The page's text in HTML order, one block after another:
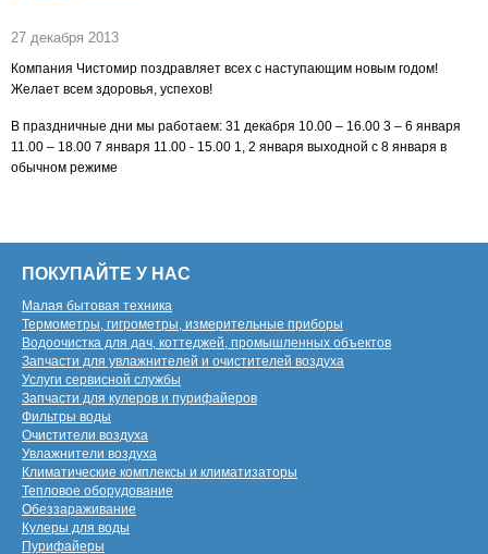
27 декабря 2013
Компания Чистомир поздравляет всех с наступающим новым годом!
Желает всем здоровья, успехов!
В праздничные дни мы работаем: 31 декабря 10.00 – 16.00 3 – 6 января
11.00 – 18.00 7 января 11.00 - 15.00 1, 2 января выходной с 8 января в
обычном режиме
ПОКУПАЙТЕ У НАС
Малая бытовая техника
Термометры, гигрометры, измерительные приборы
Водоочистка для дач, коттеджей, промышленных объектов
Запчасти для увлажнителей и очистителей воздуха
Услуги сервисной службы
Запчасти для кулеров и пурифайеров
Фильтры воды
Очистители воздуха
Увлажнители воздуха
Климатические комплексы и климатизаторы
Тепловое оборудование
Обеззараживание
Кулеры для воды
Пурифайеры